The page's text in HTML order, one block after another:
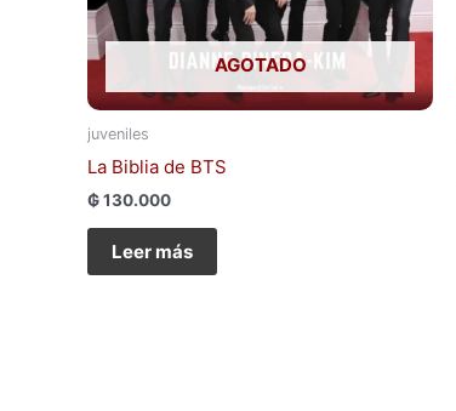
AGOTADO
juveniles
La Biblia de BTS
₲130.000
Leer más